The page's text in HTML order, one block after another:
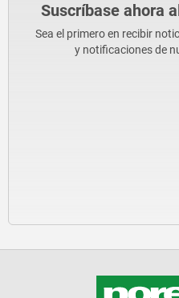
Suscríbase ahora
Sea el primero en recibir
y notificaciones de